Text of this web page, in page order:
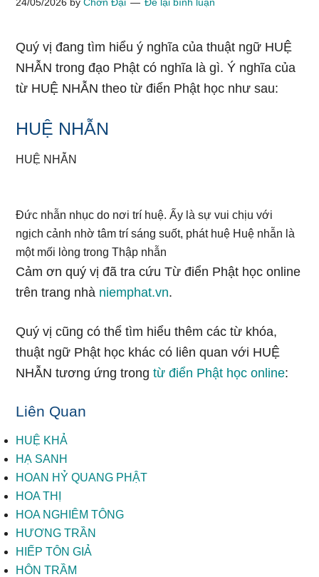
Quý vị đang tìm hiểu ý nghĩa của thuật ngữ HUỆ
NHẪN trong đạo Phật có nghĩa là gì. Ý nghĩa của
từ HUỆ NHẪN theo từ điển Phật học như sau:
HUỆ NHẪN
HUỆ NHẪN
Đức nhẫn nhục do nơi trí huệ. Ấy là sự vui chịu với
ngịch cảnh nhờ tâm trí sáng suốt, phát huệ Huệ nhẫn là
một mối lòng trong Thập nhẫn
Cảm ơn quý vị đã tra cứu Từ điển Phật học online
trên trang nhà niemphat.vn.
Quý vị cũng có thể tìm hiểu thêm các từ khóa,
thuật ngữ Phật học khác có liên quan với HUỆ
NHẪN tương ứng trongtừ điển Phật học online:
Liên Quan
HUỆ KHẢ
HẠ SANH
HOAN HỶ QUANG PHẬT
HOA THỊ
HOA NGHIÊM TÔNG
HƯƠNG TRẦN
HIẾP TÔN GIẢ
HÔN TRẦM